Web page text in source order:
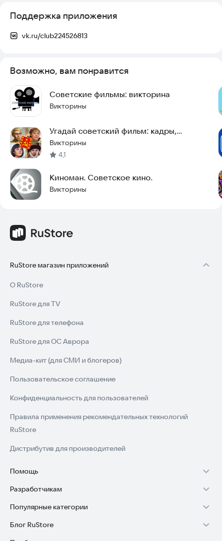
Поддержка приложения
vk.ru/club224526813
Возможно, вам понравится
Советские фильмы: викторина
Викторины
Угадай советский фильм: кадры,
вопросы, цитаты
Викторины
4,1
Киноман. Советское кино.
Викторины
RuStore магазин приложений
О RuStore
RuStore для TV
RuStore для телефона
RuStore для ОС Аврора
Медиа-кит (для СМИ и блогеров)
Пользовательское соглашение
Конфиденциальность для пользователей
Правила применения рекомендательных технологий
RuStore
Дистрибутив для производителей
Помощь
Установка RuStore на TV
Установка RuStore на телефон
Установка RuStore в машину
Разработчикам
Зарабатывать с RuStore
Стать разработчиком
Популярные категории
Игры для Android
Блог RuStore